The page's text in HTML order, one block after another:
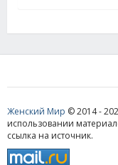
Женский Мир © 2014 -
использовании
ссылка на источник.